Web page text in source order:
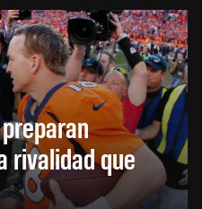
rivalidad que